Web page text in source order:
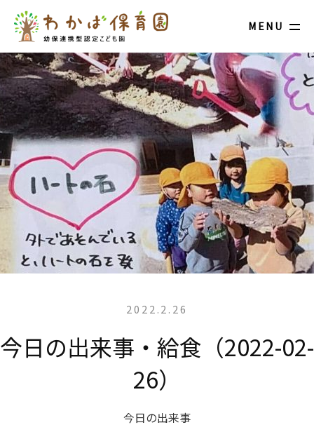
MENU
2022.2.26
今日の出来事・給食（2022-02-
26）
今日の出来事